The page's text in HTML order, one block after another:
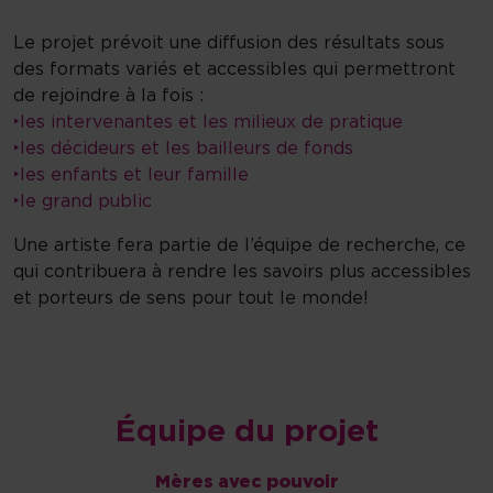
Le projet prévoit une diffusion des résultats sous
des formats variés et accessibles qui permettront
de rejoindre à la fois :
‣les intervenantes et les milieux de pratique
‣les décideurs et les bailleurs de fonds
‣les enfants et leur famille
‣le grand public
Une artiste fera partie de l’équipe de recherche, ce
qui contribuera à rendre les savoirs plus accessibles
et porteurs de sens pour tout le monde!
Équipe du projet
Mères avec pouvoir